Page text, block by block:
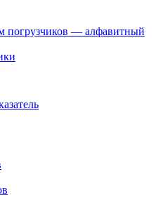
погрузчиков — алфавитный